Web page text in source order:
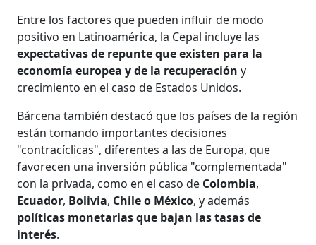
Entre los factores que pueden influir de modo
positivo en Latinoamérica, la Cepal incluye las
expectativas de repunte que existen para la
economía europea y de la recuperación y
crecimiento en el caso de Estados Unidos.
Bárcena también destacó que los países de la región
están tomando importantes decisiones
"contracíclicas", diferentes a las de Europa, que
favorecen una inversión pública "complementada"
con la privada, como en el caso de Colombia,
Ecuador, Bolivia, Chile o México, y además
políticas monetarias que bajan las tasas de
interés.